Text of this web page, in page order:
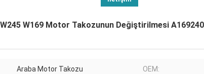
W169 Motor Takozunun Değiştirilmesi
Araba Motor Takozu OEM: